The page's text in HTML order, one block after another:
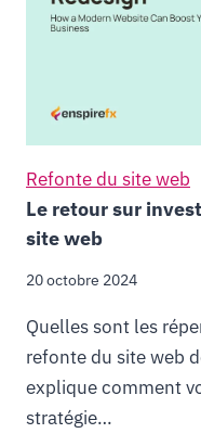
Refonte du site web
Le retour sur
site web
20 octobre 2024
Quelles sont les
refonte du site web
explique comment
stratégie…